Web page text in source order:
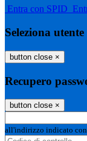
Entra con SPID
Seleziona utente
button close ×
Recupero
button close ×
all'indirizzo indicato